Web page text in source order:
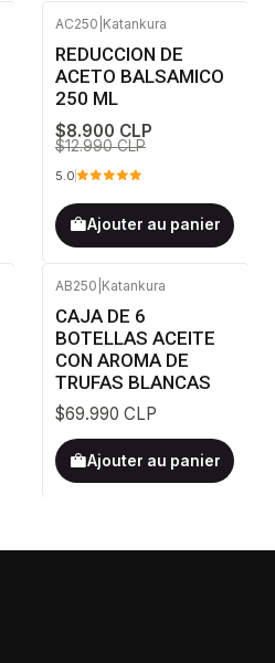
AC250 Katankura
REDUCCION DE
ACETO BALSAMICO
250 ML
$8.900 CLP
$12.990 CLP
5.0
Ajouter au panier
AB250 Katankura
CAJA DE 6
BOTELLAS ACEITE
CON AROMA DE
TRUFAS BLANCAS
$69.990 CLP
Ajouter au panier